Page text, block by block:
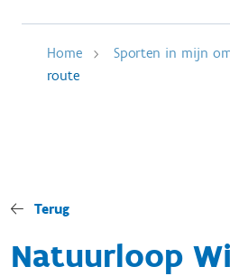
Home Sporten in mijn
route
Terug
Natuurloop